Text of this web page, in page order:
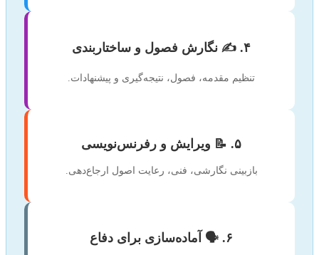
۴. ✍️ نگارش فصول و ساختاربندی
تنظیم مقدمه، فصول، نتیجه‌گیری و پیشنهادات.
۵. 📝 ویرایش و رفرنس‌نویسی
بازبینی نگارشی، فنی، رعایت اصول ارجاع‌دهی.
۶. 🗣️ آماده‌سازی برای دفاع